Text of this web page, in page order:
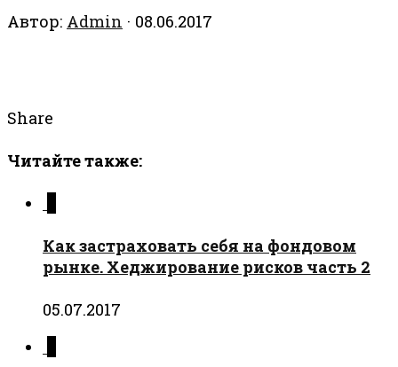
Автор: Admin · 08.06.2017
Share
Читайте также:
Как застраховать себя на фондовом
рынке. Хеджирование рисков часть 2
05.07.2017